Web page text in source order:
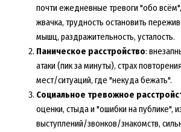
почти ежедневные тревоги "обо
жвачка, трудность остановить
мышц, раздражительность, усталость.
Паническое расстройство:
атаки (пик за минуты), страх
мест/ситуаций, где "некуда бежать".
Социальное тревожное
оценки, стыда и "ошибки на публике",
выступлений/звонков/знакомств,